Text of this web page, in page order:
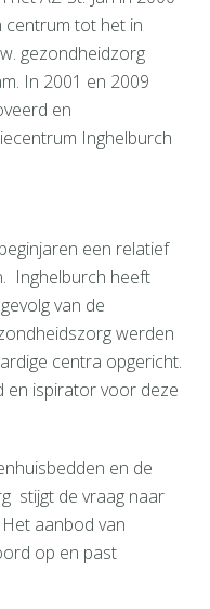
tot het in
gezondheidzorg
In 2001 en 2009
en
Inghelburch
een relatief
Inghelburch heeft
van de
werden
centra opgericht.
en ispirator voor deze
en de
stijgt de vraag naar
aanbod van
op en past